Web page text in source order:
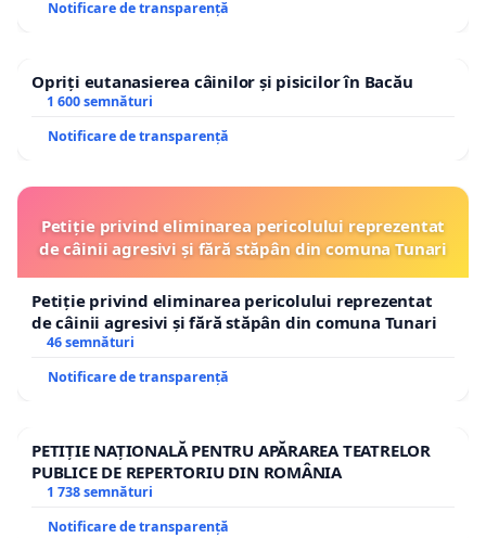
Notificare de transparență
Opriți eutanasierea câinilor și pisicilor în Bacău
1 600 semnături
Notificare de transparență
Petiție privind eliminarea pericolului reprezentat
de câinii agresivi și fără stăpân din comuna Tunari
Petiție privind eliminarea pericolului reprezentat
de câinii agresivi și fără stăpân din comuna Tunari
46 semnături
Notificare de transparență
PETIȚIE NAȚIONALĂ PENTRU APĂRAREA TEATRELOR
PUBLICE DE REPERTORIU DIN ROMÂNIA
1 738 semnături
Notificare de transparență